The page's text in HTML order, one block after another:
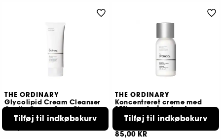
THE ORDINARY
Glycolipid Cream Cleanser
Gentle Cream Face Cleanser
659
129,00 KR
Tilføj til indkøbskurv
THE ORDINARY
Koncentreret creme med
10% svovl på pulverform
Pleje til urenheder
85,00 KR
Tilføj til indkøbskurv